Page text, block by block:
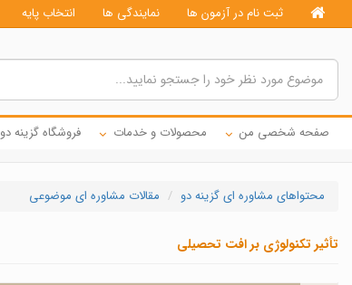
ثبت نام در آزمون ها نمایندگی ها انتخاب پایه
صفحه شخصی من محصولات و خدمات فروشگاه گزینه دو
محتواهای مشاوره ای گزینه دو مقالات مشاوره ای موضوعی
تأثیر تکنولوژی بر افت تحصیلی